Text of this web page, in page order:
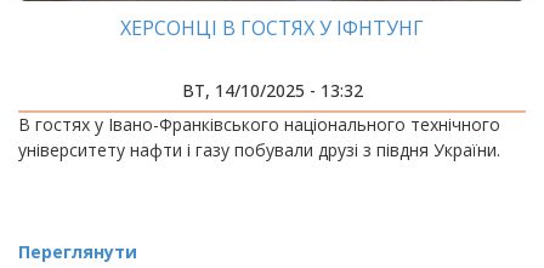
ХЕРСОНЦІ В ГОСТЯХ У ІФНТУНГ
ВТ, 14/10/2025 - 13:32
В гостях у Івано-Франківського національного технічного
університету нафти і газу побували друзі з півдня України.
Переглянути